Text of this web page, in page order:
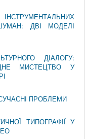
ДВІ МОДЕЛІ
ДІАЛОГУ:
МИСТЕЦТВО У
ПРОБЛЕМИ
ТИПОГРАФІЇ У